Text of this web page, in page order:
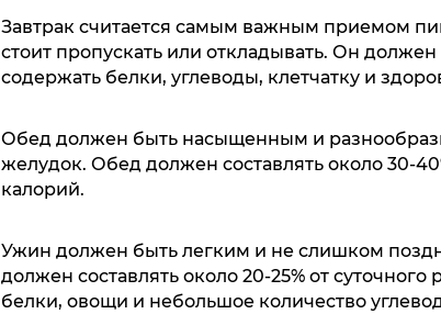
Завтрак считается самым важным приемом
стоит пропускать или откладывать. Он
содержать белки, углеводы, клетчатку и
Обед должен быть насыщенным и
желудок. Обед должен составлять около 30-
калорий.
Ужин должен быть легким и не слишком
должен составлять около 20-25% от
белки, овощи и небольшое количество